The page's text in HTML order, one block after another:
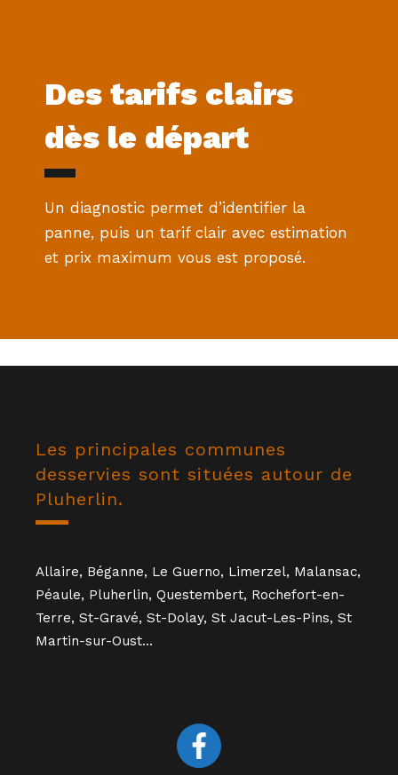
Des tarifs clairs
dès le départ
Un diagnostic permet d’identifier la
panne, puis un tarif clair avec estimation
et prix maximum vous est proposé.
Les principales communes
desservies sont situées autour de
Pluherlin.
Allaire, Béganne, Le Guerno, Limerzel, Malansac,
Péaule, Pluherlin, Questembert, Rochefort-en-
Terre, St-Gravé, St-Dolay, St Jacut-Les-Pins, St
Martin-sur-Oust...